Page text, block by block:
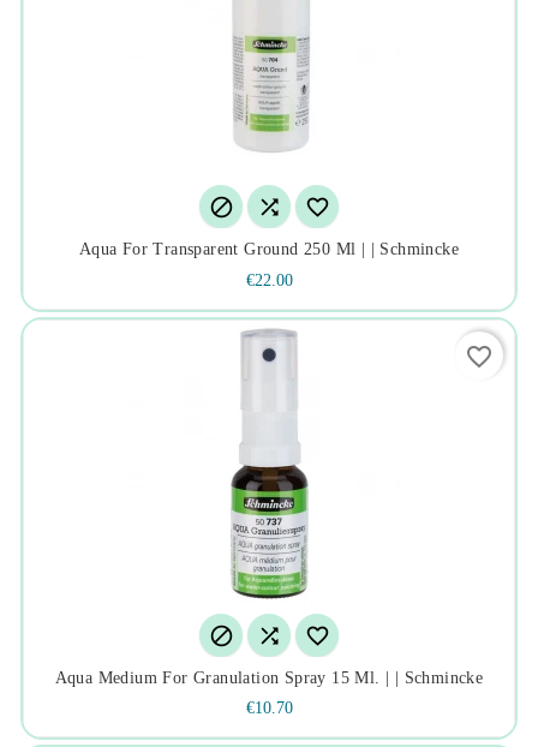
  
Aqua For Transparent Ground 250 Ml | | Schmincke
€22.00
  
Aqua Medium For Granulation Spray 15 Ml. | | Schmincke
€10.70
favorite_border